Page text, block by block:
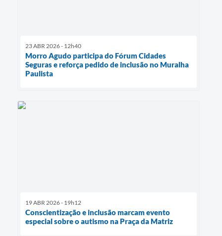
23 ABR 2026 - 12h40
Morro Agudo participa do Fórum Cidades
Seguras e reforça pedido de inclusão no Muralha
Paulista
19 ABR 2026 - 19h12
Conscientização e inclusão marcam evento
especial sobre o autismo na Praça da Matriz